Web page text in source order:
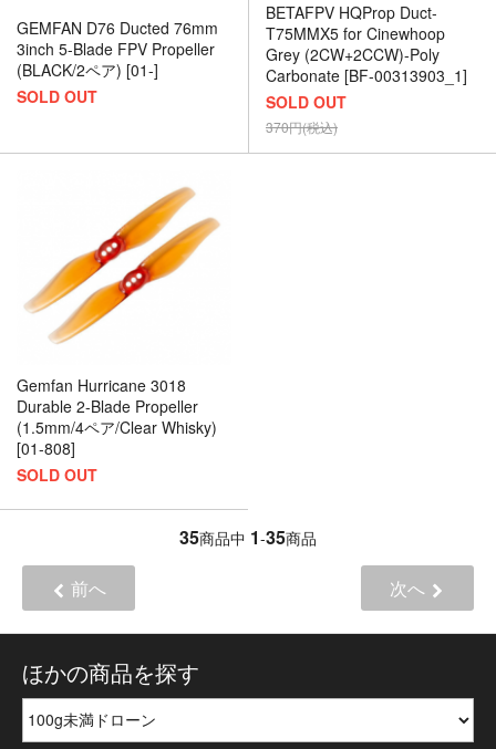
GEMFAN D76 Ducted 76mm
3inch 5-Blade FPV Propeller
(BLACK/2ペア) [01-]
SOLD OUT
BETAFPV HQProp Duct-
T75MMX5 for Cinewhoop
Grey (2CW+2CCW)-Poly
Carbonate [BF-00313903_1]
SOLD OUT
370円(税込)
Gemfan Hurricane 3018
Durable 2-Blade Propeller
(1.5mm/4ペア/Clear Whisky)
[01-808]
SOLD OUT
35商品中 1-35商品
前へ 次へ
ほかの商品を探す